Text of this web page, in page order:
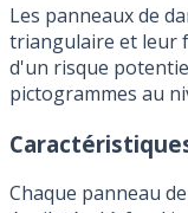
Les panneaux de
triangulaire et leur
d'un risque
pictogrammes au
Chaque panneau